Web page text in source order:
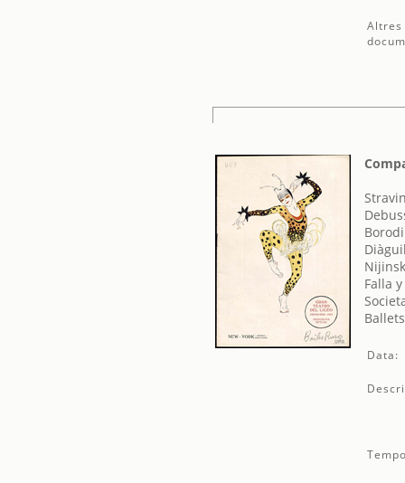
Altres
Falla
Data: